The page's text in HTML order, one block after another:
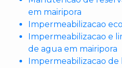
em mairipora
Impermeabilizacao
Impermeabilizacao e
de agua em mairipora
Impermeabilizacao de